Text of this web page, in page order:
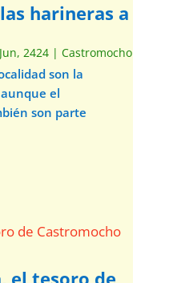
harineras a
2424| Castromocho
son la
el
son parte
el tesoro de